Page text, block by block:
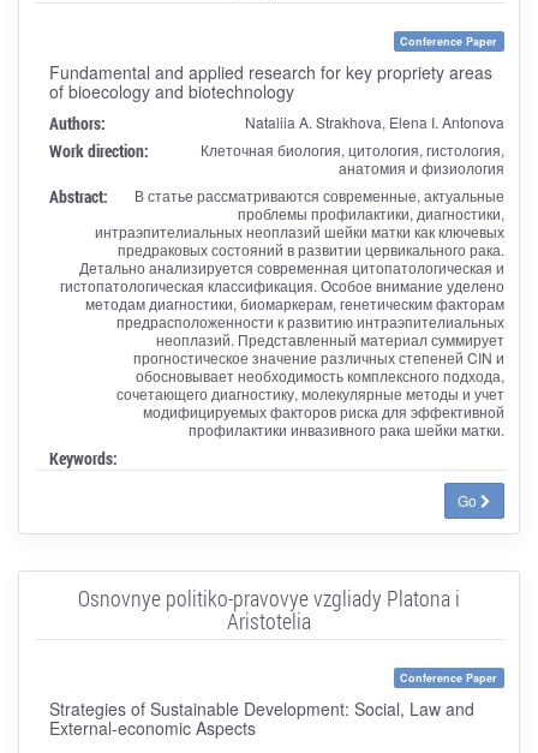
Conference Paper
Fundamental and applied research for key propriety areas
of bioecology and biotechnology
Authors: Nataliia A. Strakhova, Elena I. Antonova
Work direction:
Клеточная биология, цитология, гистология,
анатомия и физиология
Abstract:
В статье рассматриваются современные, актуальные
проблемы профилактики, диагностики,
интраэпителиальных неоплазий шейки матки как ключевых
предраковых состояний в развитии цервикального рака.
Детально анализируется современная цитопатологическая и
гистопатологическая классификация. Особое внимание уделено
методам диагностики, биомаркерам, генетическим факторам
предрасположенности к развитию интраэпителиальных
неоплазий. Представленный материал суммирует
прогностическое значение различных степеней CIN и
обосновывает необходимость комплексного подхода,
сочетающего диагностику, молекулярные методы и учет
модифицируемых факторов риска для эффективной
профилактики инвазивного рака шейки матки.
Keywords:
Go
Osnovnye politiko-pravovye vzgliady Platona i
Aristotelia
Conference Paper
Strategies of Sustainable Development: Social, Law and
External-economic Aspects